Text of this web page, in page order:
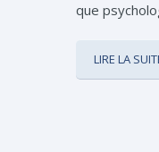
que
LIRE LA